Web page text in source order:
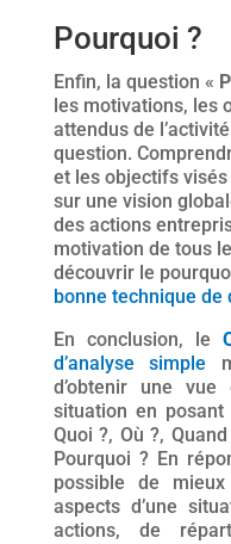
Pourquoi ?
Enfin, la question «
les motivations, les
attendus de
question.
et les objectifs
sur une vision
des actions
motivation de tous
découvrir le
bonne technique de
En conclusion, le
d’analyse simple
d’obtenir une vue
situation en
Quoi ?, Où ?,
Pourquoi ? En
possible de
aspects d’une
actions, de